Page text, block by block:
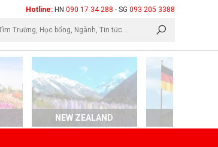
Hotline: HN 090 17 34 288 - SG 093 205 3388
NEW ZEALAND